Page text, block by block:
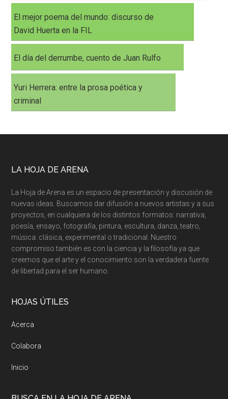
El mejor poema del mundo: discurso de
David Huerta en la FIL
El día del derrumbe, cuento de Juan Rulfo
Yuri Herrera: entre la prosa poética y
criminal
LA HOJA DE ARENA
La Hoja de Arena es un espacio de presentación y discusión de
nuevas ideas. Buscamos dar difusión a nuevos artistas y a sus
proyectos, en cualquiera de los distintos formatos: narrativa,
poesía, ensayo, fotografía, pintura, escultura, danza, teatro,
música: clásica, experimental o tradicional. Nuestro
compromiso también es con la ciencia y la filosofía ya que
creemos que el arte y el conocimiento son la verdadera fuente
de libertad para el ser humano.
HOJAS ÚTILES
Acerca
Colabora
Inicio